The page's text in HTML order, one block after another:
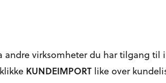
andre virksomheter du har tilgang til
KUNDEIMPORTlike over